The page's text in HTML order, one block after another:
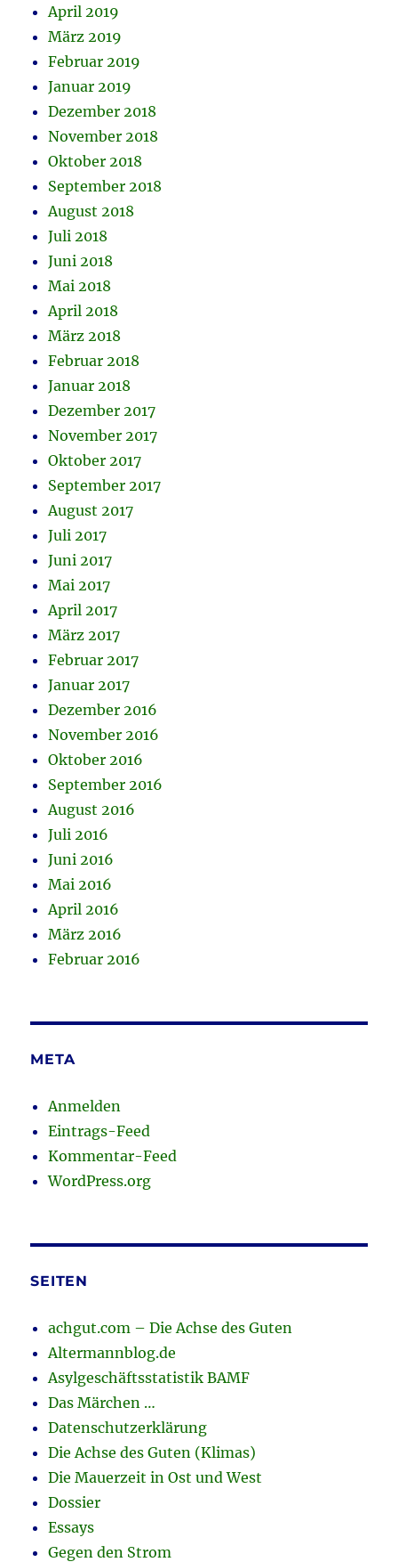
April 2019
März 2019
Februar 2019
Januar 2019
Dezember 2018
November 2018
Oktober 2018
September 2018
August 2018
Juli 2018
Juni 2018
Mai 2018
April 2018
März 2018
Februar 2018
Januar 2018
Dezember 2017
November 2017
Oktober 2017
September 2017
August 2017
Juli 2017
Juni 2017
Mai 2017
April 2017
März 2017
Februar 2017
Januar 2017
Dezember 2016
November 2016
Oktober 2016
September 2016
August 2016
Juli 2016
Juni 2016
Mai 2016
April 2016
März 2016
Februar 2016
META
Anmelden
Eintrags-Feed
Kommentar-Feed
WordPress.org
SEITEN
achgut.com – Die Achse des Guten
Altermannblog.de
Asylgeschäftsstatistik BAMF
Das Märchen …
Datenschutzerklärung
Die Achse des Guten (Klimas)
Die Mauerzeit in Ost und West
Dossier
Essays
Gegen den Strom